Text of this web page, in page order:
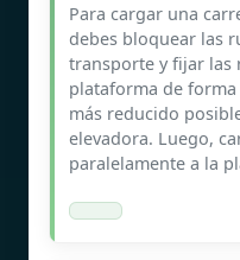
Para cargar una
debes bloquear las
transporte y fijar las
plataforma de
más reducido
elevadora. Luego,
paralelamente a la